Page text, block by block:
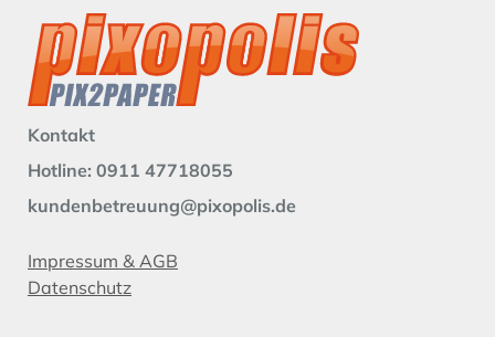
Kontakt
Hotline: 0911 47718055
kundenbetreuung@pixopolis.de
Impressum & AGB
Datenschutz